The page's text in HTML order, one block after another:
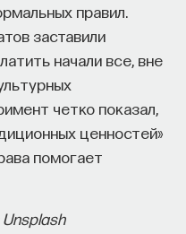
правил.
заставили
начали все, вне
четко показал,
ценностей»
помогает